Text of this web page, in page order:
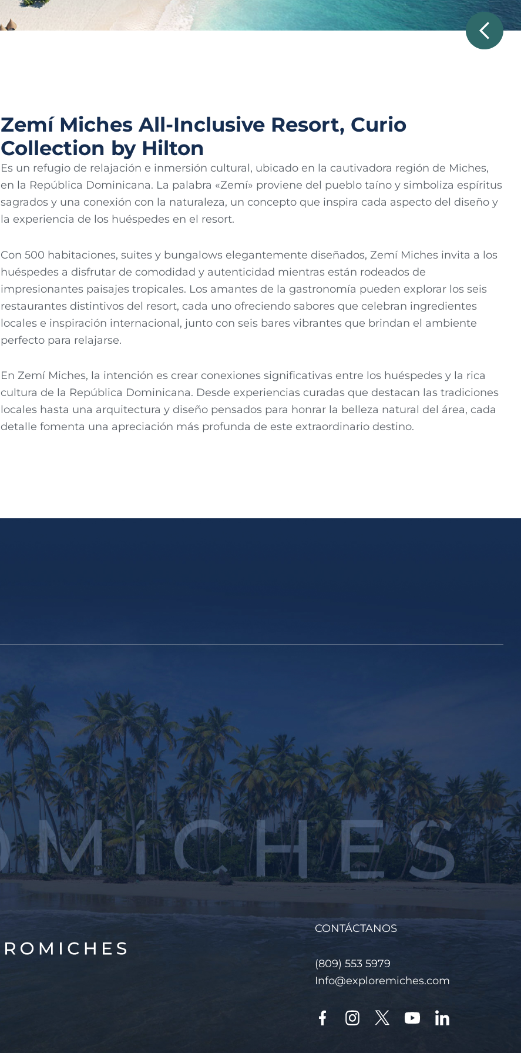
Zemí Miches All-Inclusive Resort, Curio
Collection by Hilton
Es un refugio de relajación e inmersión cultural, ubicado en la cautivadora región de Miches,
en la República Dominicana. La palabra «Zemí» proviene del pueblo taíno y simboliza espíritus
sagrados y una conexión con la naturaleza, un concepto que inspira cada aspecto del diseño y
la experiencia de los huéspedes en el resort.
Con 500 habitaciones, suites y bungalows elegantemente diseñados, Zemí Miches invita a los
huéspedes a disfrutar de comodidad y autenticidad mientras están rodeados de
impresionantes paisajes tropicales. Los amantes de la gastronomía pueden explorar los seis
restaurantes distintivos del resort, cada uno ofreciendo sabores que celebran ingredientes
locales e inspiración internacional, junto con seis bares vibrantes que brindan el ambiente
perfecto para relajarse.
En Zemí Miches, la intención es crear conexiones significativas entre los huéspedes y la rica
cultura de la República Dominicana. Desde experiencias curadas que destacan las tradiciones
locales hasta una arquitectura y diseño pensados para honrar la belleza natural del área, cada
detalle fomenta una apreciación más profunda de este extraordinario destino.
CONTÁCTANOS
(809) 553 5979
Info@exploremiches.com